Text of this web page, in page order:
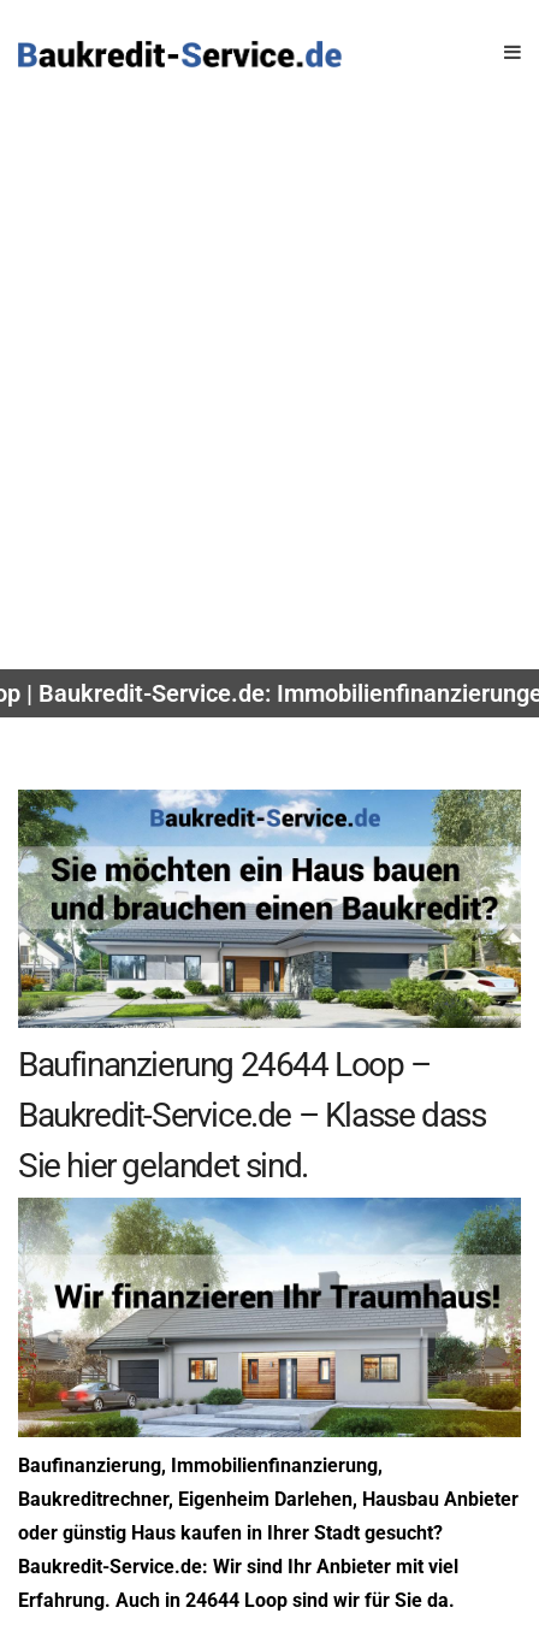
| Baukredit-Service.de:
Baufinanzierung 24644 Loop –
Baukredit-Service.de – Klasse dass
Sie hier gelandet sind.
Baufinanzierung, Immobilienfinanzierung,
Baukreditrechner, Eigenheim Darlehen, Hausbau Anbieter
oder günstig Haus kaufen in Ihrer Stadt gesucht?
Baukredit-Service.de: Wir sind Ihr Anbieter mit viel
Erfahrung. Auch in 24644 Loop sind wir für Sie da.